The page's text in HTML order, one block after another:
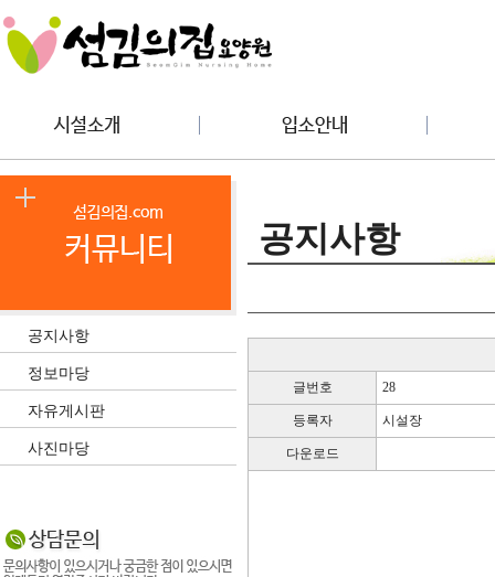
공지사항
정보마당
자유게시판
사진마당
공지사항
글번호 28
등록자 시설장
다운로드